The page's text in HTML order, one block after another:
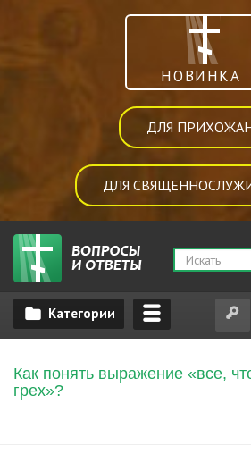
НОВИНКА
ДЛЯ
ДЛЯ
Как понять выражение «все,
грех»?